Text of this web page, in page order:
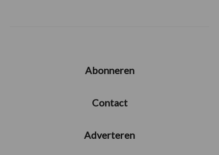
Abonneren
Contact
Adverteren